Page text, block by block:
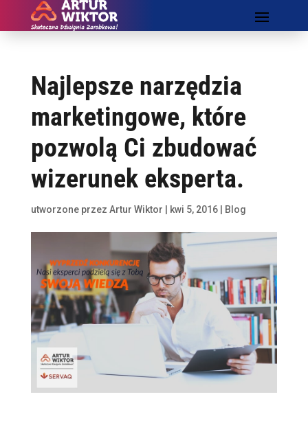
Najlepsze narzędzia
marketingowe, które
pozwolą Ci zbudować
wizerunek eksperta.
utworzone przez Artur Wiktor kwi 5, 2016| Blog